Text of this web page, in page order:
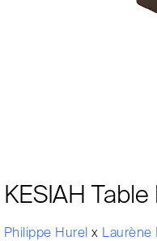
KESIAH
Philippe Hurelx Laurène